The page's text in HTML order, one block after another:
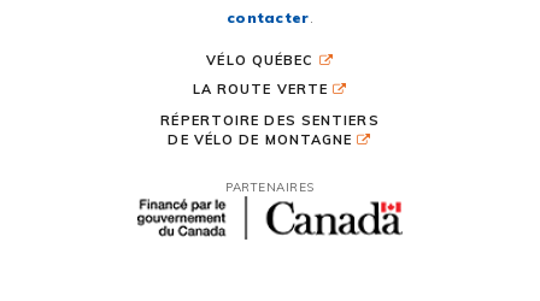
contacter.
VÉLO QUÉBEC
LA ROUTE VERTE
RÉPERTOIRE DES SENTIERS
DE VÉLO DE MONTAGNE
PARTENAIRES